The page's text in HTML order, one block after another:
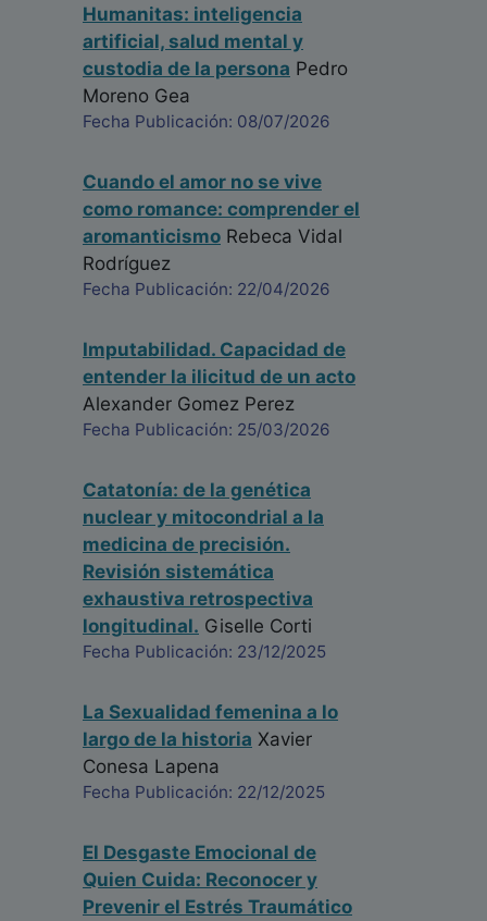
Humanitas: inteligencia
artificial, salud mental y
custodia de la persona Pedro
Moreno Gea
Fecha Publicación: 08/07/2026
Cuando el amor no se vive
como romance: comprender el
aromanticismo Rebeca Vidal
Rodríguez
Fecha Publicación: 22/04/2026
Imputabilidad. Capacidad de
entender la ilicitud de un acto
Alexander Gomez Perez
Fecha Publicación: 25/03/2026
Catatonía: de la genética
nuclear y mitocondrial a la
medicina de precisión.
Revisión sistemática
exhaustiva retrospectiva
longitudinal. Giselle Corti
Fecha Publicación: 23/12/2025
La Sexualidad femenina a lo
largo de la historia Xavier
Conesa Lapena
Fecha Publicación: 22/12/2025
El Desgaste Emocional de
Quien Cuida: Reconocer y
Prevenir el Estrés Traumático